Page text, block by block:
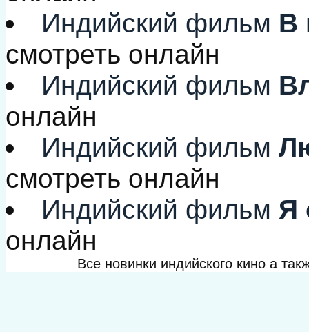
Индийский фильм В
смотреть онлайн
Индийский фильм
онлайн
Индийский фильм
смотреть онлайн
Индийский фильм Я
онлайн
Все новинки индийского кино а